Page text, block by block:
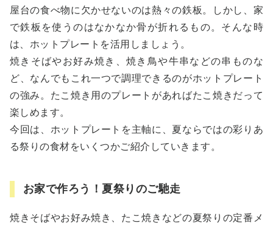
屋台の食べ物に欠かせないのは熱々の鉄板。しかし、家
で鉄板を使うのはなかなか骨が折れるもの。そんな時
は、ホットプレートを活用しましょう。
焼きそばやお好み焼き、焼き鳥や牛串などの串ものな
ど、なんでもこれ一つで調理できるのがホットプレート
の強み。たこ焼き用のプレートがあればたこ焼きだって
楽しめます。
今回は、ホットプレートを主軸に、夏ならではの彩りあ
る祭りの食材をいくつかご紹介していきます。
お家で作ろう！夏祭りのご馳走
焼きそばやお好み焼き、たこ焼きなどの夏祭りの定番メ